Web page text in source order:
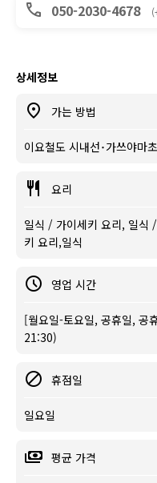
050-2030-4678
상세정보
가는 방법
이요철도 시내선･가쓰야마
요리
일식 / 가이세키 요리, 일식
키 요리,일식
영업 시간
[월요일-토요일, 공휴일, 공
21:30)
휴점일
일요일
평균 가격